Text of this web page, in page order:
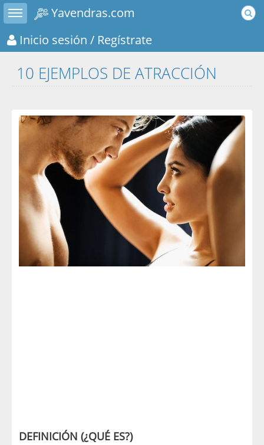
Toggle sidebar
Yavendras.com
Inicio sesión / Regístrate
10 EJEMPLOS DE ATRACCIÓN
DEFINICIÓN (¿QUÉ ES?)